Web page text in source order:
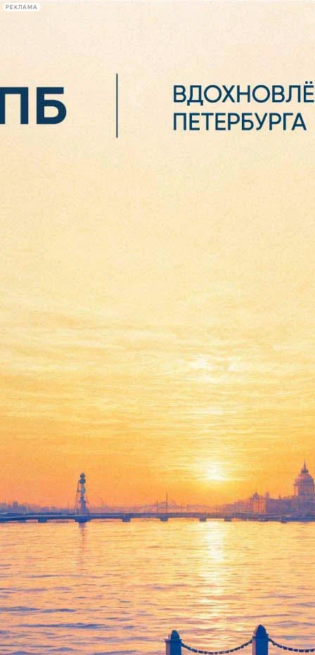
РЕКЛАМА
Сегодня:
2026.08.07
02:29
Рок на века
14 июня 2012, четверг-11 июля 2012, среда
Версия для печати
Все кино